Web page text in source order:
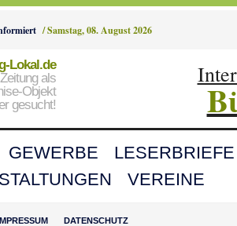
/Samstag, 08. August 2026
Lokal.de
als
Objekt
gesucht!
GEWERBE
LESERBRIEFE
VEREINE
DATENSCHUTZ